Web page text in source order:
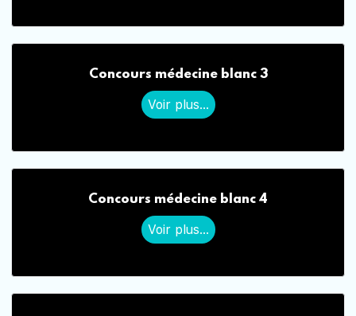
Concours médecine blanc 3
Voir plus...
Concours médecine blanc 4
Voir plus...